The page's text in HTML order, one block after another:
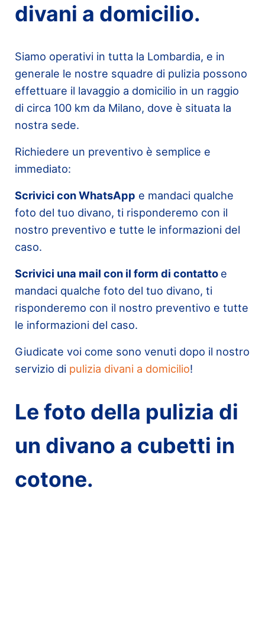
divani a domicilio.
Siamo operativi in tutta la Lombardia, e in
generale le nostre squadre di pulizia possono
effettuare il lavaggio a domicilio in un raggio
di circa 100 km da Milano, dove è situata la
nostra sede.
Richiedere un preventivo è semplice e
immediato:
Scrivici con WhatsApp e mandaci qualche
foto del tuo divano, ti risponderemo con il
nostro preventivo e tutte le informazioni del
caso.
Scrivici una mail con il form di contatto e
mandaci qualche foto del tuo divano, ti
risponderemo con il nostro preventivo e tutte
le informazioni del caso.
Giudicate voi come sono venuti dopo il nostro
servizio di pulizia divani a domicilio!
Le foto della pulizia di
un divano a cubetti in
cotone.